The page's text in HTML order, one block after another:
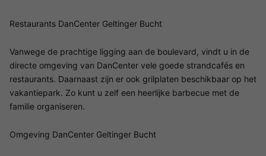
Restaurants DanCenter Geltinger Bucht
Vanwege de prachtige ligging aan de boulevard, vindt u in de
directe omgeving van DanCenter vele goede strandcafés en
restaurants. Daarnaast zijn er ook grilplaten beschikbaar op het
vakantiepark. Zo kunt u zelf een heerlijke barbecue met de
familie organiseren.
Omgeving DanCenter Geltinger Bucht